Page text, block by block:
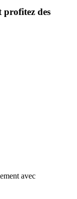
profitez des
avec